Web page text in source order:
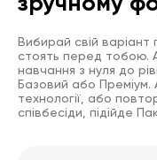
Вибирай свій варіант
стоять перед тобою.
навчання з нуля до
Базовий або Преміум.
технології, або
співбесіди, підійде